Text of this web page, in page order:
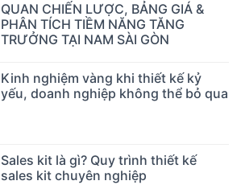
QUAN CHIẾN LƯỢC, BẢNG GIÁ &
PHÂN TÍCH TIỀM NĂNG TĂNG
TRƯỞNG TẠI NAM SÀI GÒN
Kinh nghiệm vàng khi thiết kế kỷ
yếu, doanh nghiệp không thể bỏ qua
Sales kit là gì? Quy trình thiết kế
sales kit chuyên nghiệp